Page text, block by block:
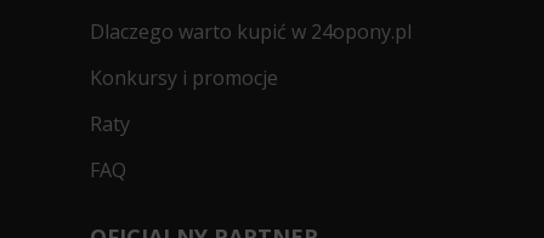
Dlaczego warto kupić w 24opony.pl
Konkursy i promocje
Raty
FAQ